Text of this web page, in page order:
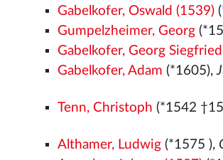
Gabelkofer, Oswald (1539)
Gumpelzheimer, Georg
Gabelkofer, Georg Siegfried
Gabelkofer, Adam (*1605),
Tenn, Christoph (*1542
Althamer, Ludwig (*1575 ),